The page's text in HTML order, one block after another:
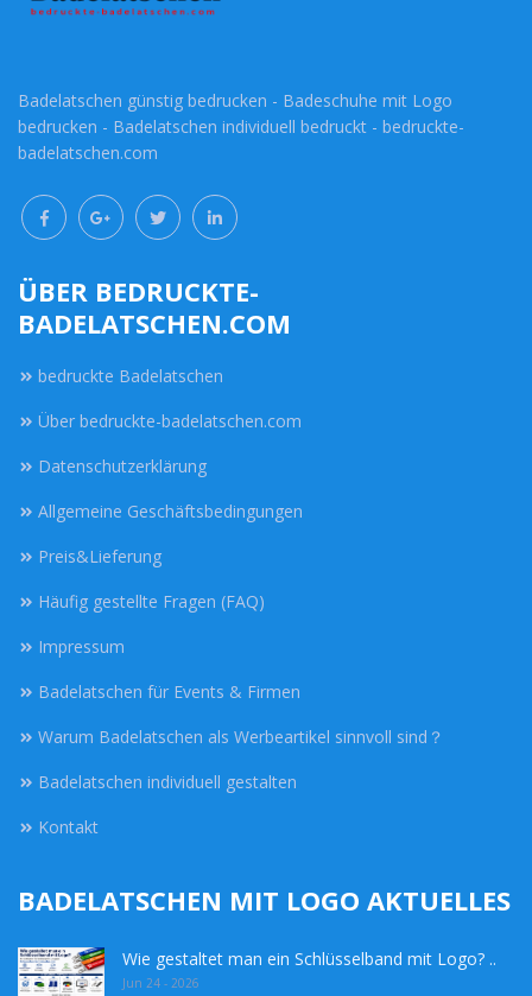
Badelatschen günstig bedrucken - Badeschuhe mit Logo
bedrucken - Badelatschen individuell bedruckt - bedruckte-
badelatschen.com
ÜBER BEDRUCKTE-
BADELATSCHEN.COM
bedruckte Badelatschen
Über bedruckte-badelatschen.com
Datenschutzerklärung
Allgemeine Geschäftsbedingungen
Preis&Lieferung
Häufig gestellte Fragen (FAQ)
Impressum
Badelatschen für Events & Firmen
Warum Badelatschen als Werbeartikel sinnvoll sind？
Badelatschen individuell gestalten
Kontakt
BADELATSCHEN MIT LOGO AKTUELLES
Wie gestaltet man ein Schlüsselband mit Logo? ..
Jun 24 - 2026